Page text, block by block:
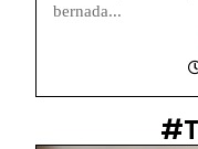
bernada...